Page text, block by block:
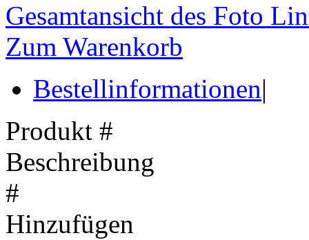
Gesamtansicht des Foto
Zum Warenkorb
Bestellinformationen|
Produkt #
Beschreibung
#
Hinzufügen